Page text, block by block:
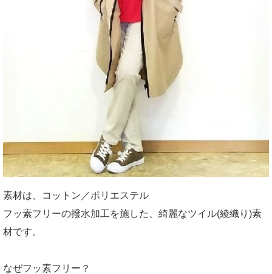
素材は、コットン／ポリエステル
フッ素フリーの撥水加工を施した、綺麗なツイル(綾織り)素
材です。
なぜフッ素フリー？